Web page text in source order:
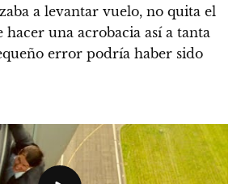
a levantar vuelo, no quita el
una acrobacia así a tanta
error podría haber sido